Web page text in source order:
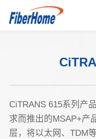
CiTRANS 615系列产
求而推出的MSAP+产
层，将以太网、TDM